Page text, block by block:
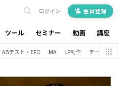
ツール セミナー 動画 講座
ログイン 会員登録
ABテスト・EFO MA LP制作 データ分析